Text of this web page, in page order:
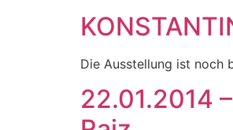
Die Ausstellung ist noch
22.01.2014